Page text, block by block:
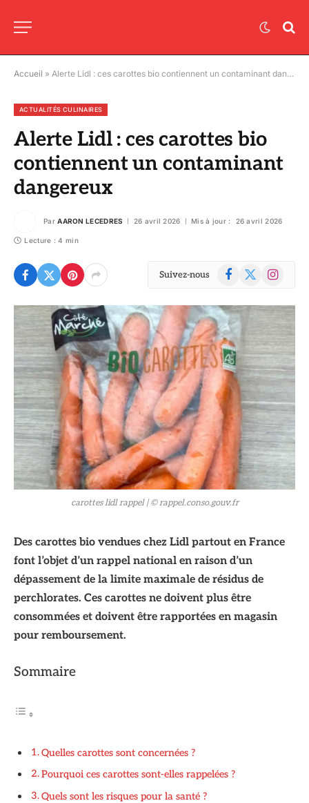
Accueil » Alerte Lidl : ces carottes bio contiennent un contaminant dangereux
ACTUALITÉS CULINAIRES
Alerte Lidl : ces carottes bio
contiennent un contaminant
dangereux
Par AARON LECEDRES 26 avril 2026 Mis à jour : 26 avril 2026
Lecture : 4 min
Suivez-nous Facebook
X
Instagram
© rappel.conso.gouv.fr
carottes lidl rappel | © rappel.conso.gouv.fr
Des carottes bio vendues chez Lidl partout en France
font l’objet d’un rappel national en raison d’un
dépassement de la limite maximale de résidus de
perchlorates. Ces carottes ne doivent plus être
consommées et doivent être rapportées en magasin
pour remboursement.
Sommaire
Quelles carottes sont concernées ?
Pourquoi ces carottes sont-elles rappelées ?
Quels sont les risques pour la santé ?